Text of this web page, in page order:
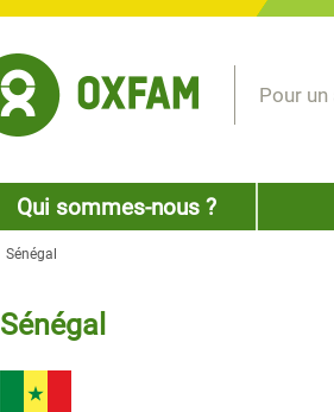
Pour
Qui sommes-nous ?
Sénégal
Sénégal